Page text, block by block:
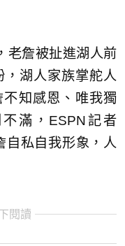
老詹被扯進湖人前
，湖人家族掌舵人
知感恩、唯我獨
滿，ESPN記者
自私自我形象，人
閱讀